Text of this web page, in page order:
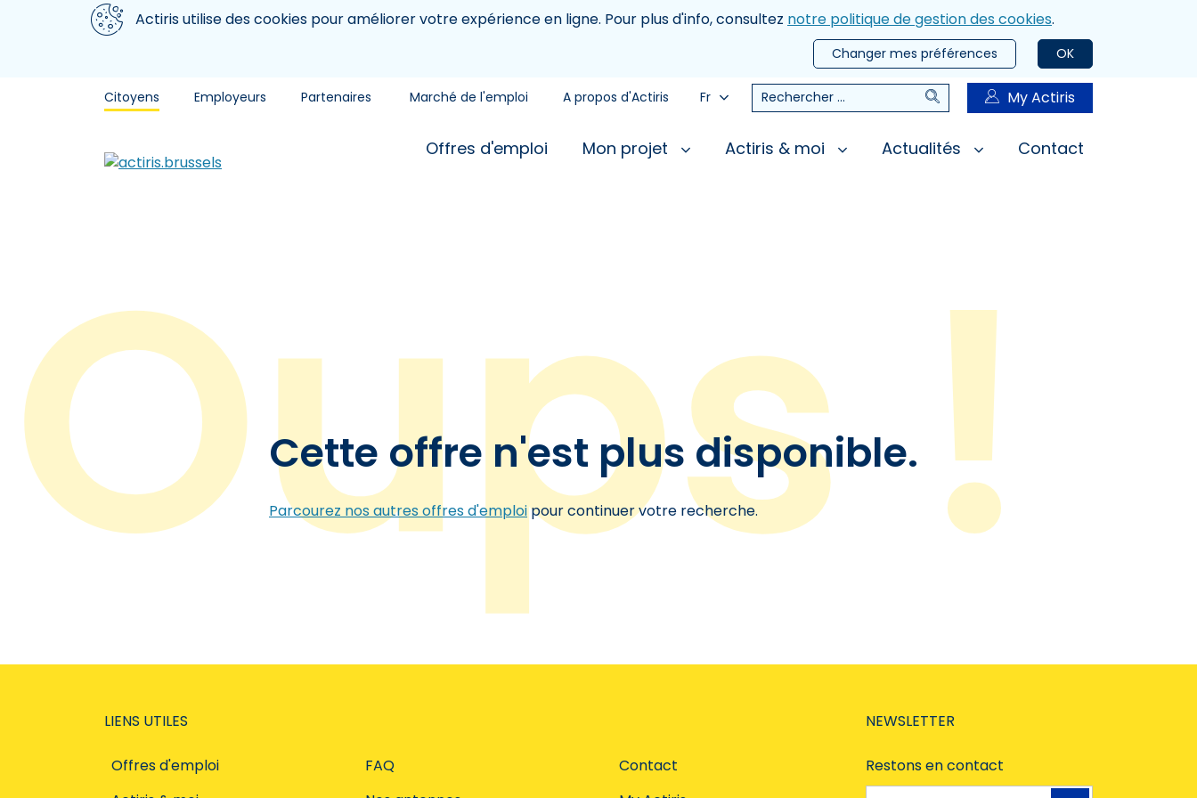
Aller au contenu principal
Nous utilisons des cookiesActiris utilise des cookies pour améliorer votre expérience en ligne. Pour plus d'info, consultez notre politique de gestion des cookies.
OK
Changer mes préférences
Citoyens Employeurs Partenaires Marché de l'emploi A propos d'Actiris Fr Rechercher RechercherMy Actiris
Offres d'emploi Mon projet Actiris & moi Actualités Contact
Cette offre n'est plus disponible.
Parcourez nos autres offres d'emploipour continuer votre recherche.
LIENS UTILES
Offres d'emploi
FAQ
Contact
NEWSLETTER
Restons en contact